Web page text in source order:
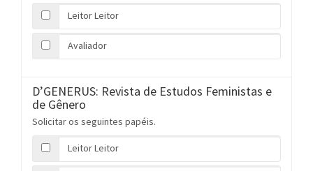
Leitor Leitor
Avaliador
D’GENERUS: Revista de Estudos Feministas e
de Gênero
Solicitar os seguintes papéis.
Leitor Leitor